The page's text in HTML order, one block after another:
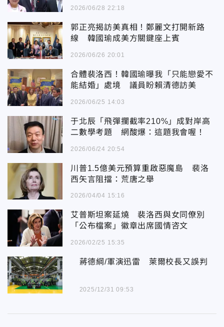
2026/06/28 22:18
郭正亮揭訪美真相！鄭麗文打開新路
線 韓國瑜成美方關鍵座上賓
2026/06/26 20:01
合體裴洛西！韓國瑜曝我「只能戀愛不
能結婚」處境 議員盼賴清德訪美
2026/06/25 14:03
于北辰「飛彈攔截率210%」成對岸高
二數學考題 網酸爆：這題我會喔！
2026/06/24 20:54
川普1.5億美元預算重啟惡魔島 裴洛
西矢言阻擋：荒唐之舉
2026/04/04 15:16
艾普斯坦案延燒 裴洛西與女同僚別
「公布檔案」徽章出席國情咨文
2026/02/25 15:35
蔣德綱/軍演迅雷 萊爾校長又誤判
2025/12/31 09:53